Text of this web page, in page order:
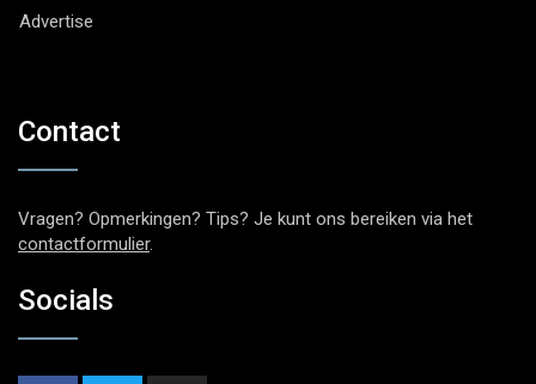
Advertise
Contact
Vragen? Opmerkingen? Tips? Je kunt ons bereiken via het
contactformulier.
Socials